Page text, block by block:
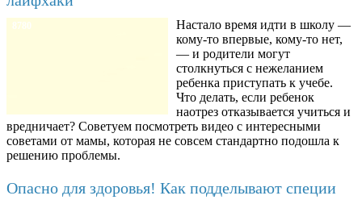
8780
Настало время идти в школу —
кому-то впервые, кому-то нет,
— и родители могут
столкнуться с нежеланием
ребенка приступать к учебе.
Что делать, если ребенок
наотрез отказывается учиться и
вредничает? Советуем посмотреть видео с интересными
советами от мамы, которая не совсем стандартно подошла к
решению проблемы.
Опасно для здоровья! Как подделывают специи